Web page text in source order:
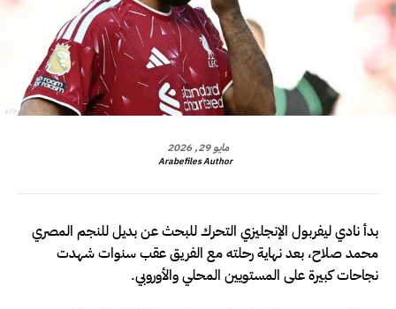
مايو 29, 2026
Arabefiles Author
بدأ نادي ليفربول الإنجليزي التحرك للبحث عن بديل للنجم المصري
محمد صلاح، بعد نهاية رحلته مع الفريق عقب سنوات شهدت
نجاحات كبيرة على المستويين المحلي والأوروبي.